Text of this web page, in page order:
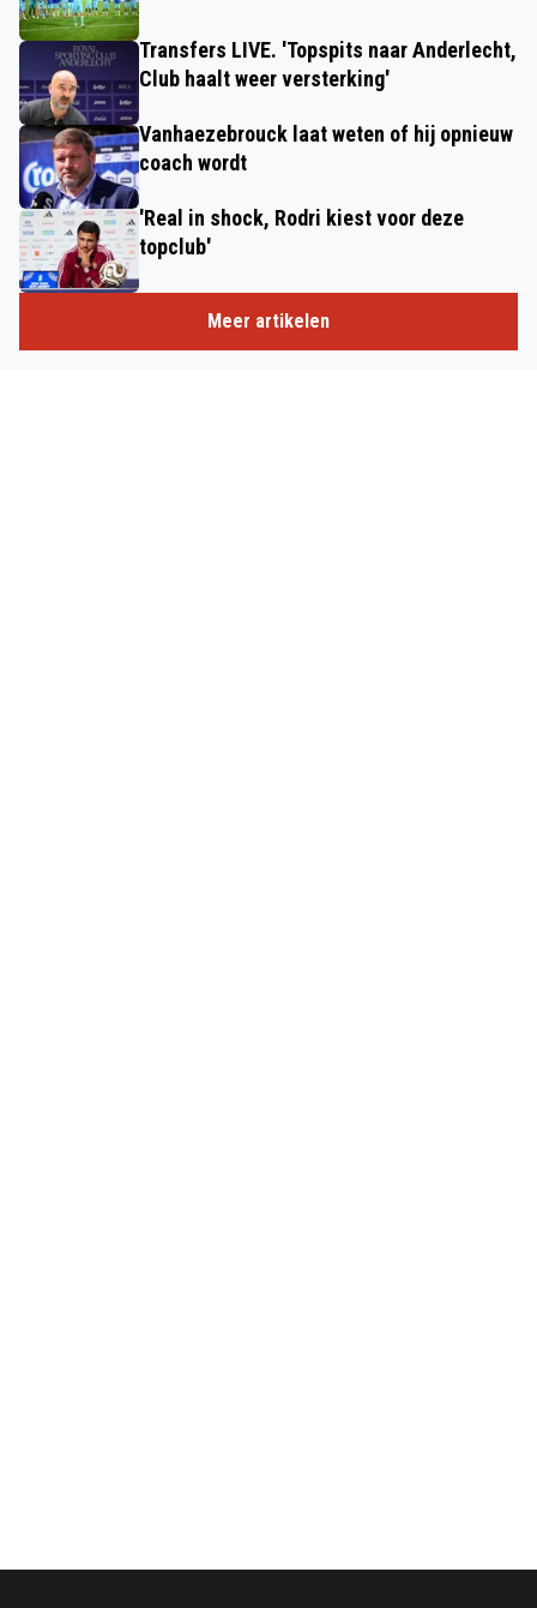
Transfers LIVE. 'Topspits naar Anderlecht,
Club haalt weer versterking'
Vanhaezebrouck laat weten of hij opnieuw
coach wordt
'Real in shock, Rodri kiest voor deze
topclub'
Meer artikelen